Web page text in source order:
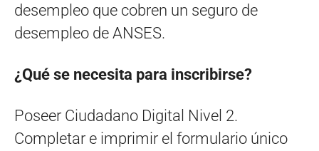
desempleo que cobren un seguro de
desempleo de ANSES.
¿Qué se necesita para inscribirse?
Poseer Ciudadano Digital Nivel 2.
Completar e imprimir el formulario único